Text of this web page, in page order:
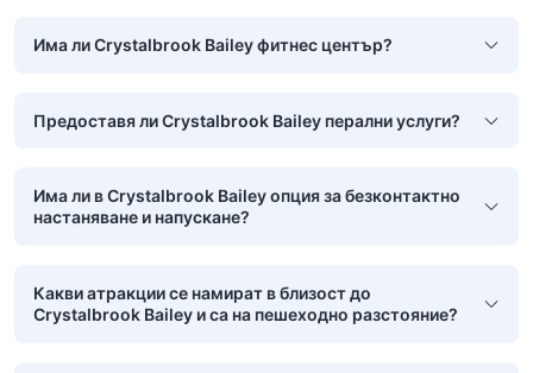
Има ли Crystalbrook Bailey фитнес център?
Предоставя ли Crystalbrook Bailey перални услуги?
Има ли в Crystalbrook Bailey опция за безконтактно
настаняване и напускане?
Какви атракции се намират в близост до
Crystalbrook Bailey и са на пешеходно разстояние?